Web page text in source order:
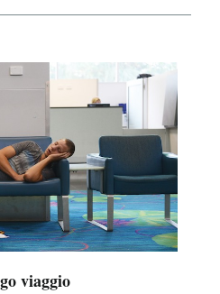
viaggio